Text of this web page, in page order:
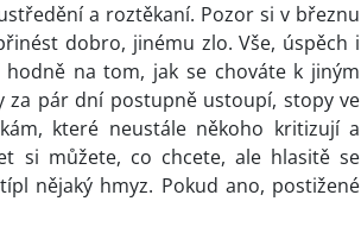
a roztěkaní. Pozor si v březnu
dobro, jinému zlo. Vše, úspěch i
na tom, jak se chováte k jiným
za pár dní postupně ustoupí, stopy ve
které neustále někoho kritizují a
si můžete, co chcete, ale hlasitě se
nějaký hmyz. Pokud ano, postižené